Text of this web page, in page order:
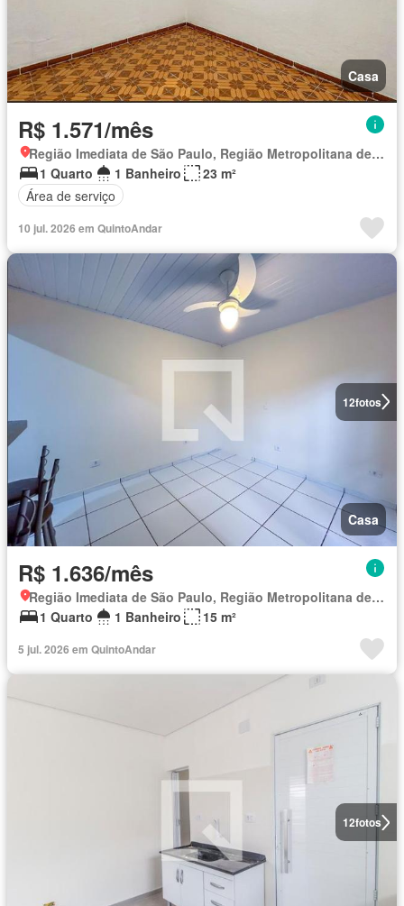
Casa
R$ 1.571/mês
Região Imediata de São Paulo, Região Metropolitana de São Paulo
1 Quarto
1 Banheiro
23 m²
Área de serviço
10 jul. 2026 em QuintoAndar
12fotos
Casa
R$ 1.636/mês
Região Imediata de São Paulo, Região Metropolitana de São Paulo
1 Quarto
1 Banheiro 15 m²
5 jul. 2026 em QuintoAndar
12fotos